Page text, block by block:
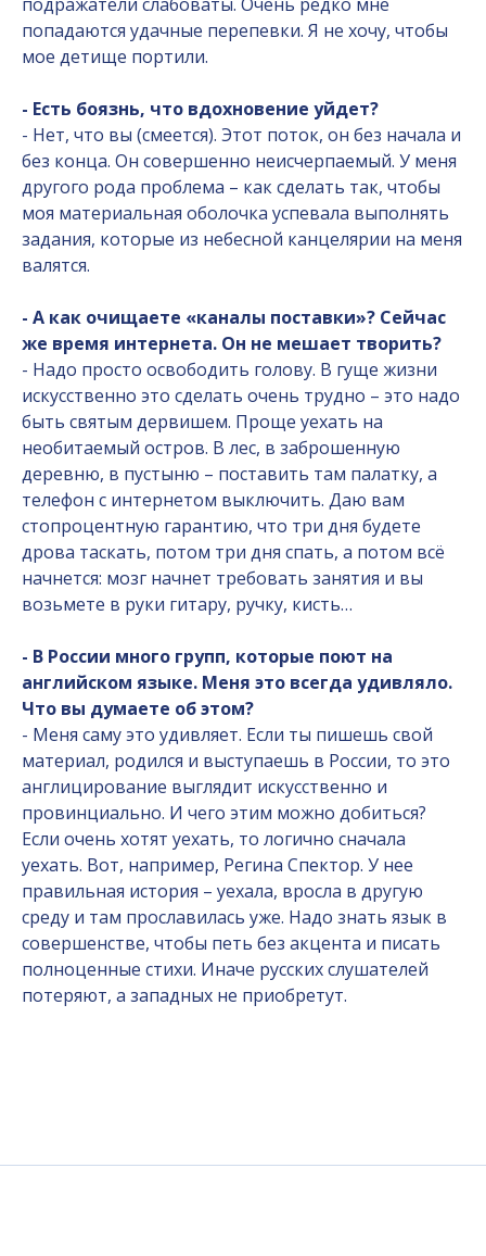
попадаются удачные перепевки. Я не хочу, чтобы
мое детище портили.
- Есть боязнь, что вдохновение уйдет?
- Нет, что вы (смеется). Этот поток, он без начала и
без конца. Он совершенно неисчерпаемый. У меня
другого рода проблема – как сделать так, чтобы
моя материальная оболочка успевала выполнять
задания, которые из небесной канцелярии на меня
валятся.
- А как очищаете «каналы поставки»? Сейчас
же время интернета. Он не мешает творить?
- Надо просто освободить голову. В гуще жизни
искусственно это сделать очень трудно – это надо
быть святым дервишем. Проще уехать на
необитаемый остров. В лес, в заброшенную
деревню, в пустыню – поставить там палатку, а
телефон с интернетом выключить. Даю вам
стопроцентную гарантию, что три дня будете
дрова таскать, потом три дня спать, а потом всё
начнется: мозг начнет требовать занятия и вы
возьмете в руки гитару, ручку, кисть…
- В России много групп, которые поют на
английском языке. Меня это всегда удивляло.
Что вы думаете об этом?
- Меня саму это удивляет. Если ты пишешь свой
материал, родился и выступаешь в России, то это
англицирование выглядит искусственно и
провинциально. И чего этим можно добиться?
Если очень хотят уехать, то логично сначала
уехать. Вот, например, Регина Спектор. У нее
правильная история – уехала, вросла в другую
среду и там прославилась уже. Надо знать язык в
совершенстве, чтобы петь без акцента и писать
полноценные стихи. Иначе русских слушателей
потеряют, а западных не приобретут.